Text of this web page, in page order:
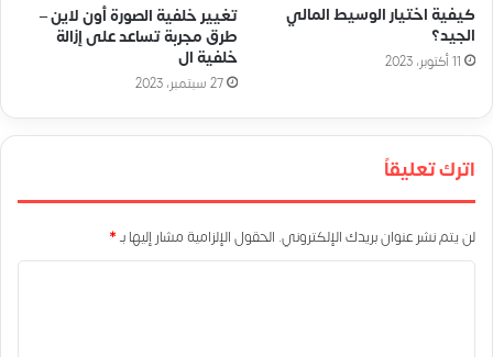
كيفية اختيار الوسيط المالي
الجيد؟
11 أكتوبر، 2023
تغيير خلفية الصورة أون لاين –
طرق مجربة تساعد على إزالة
خلفية ال
27 سبتمبر، 2023
اترك تعليقاً
لن يتم نشر عنوان بريدك الإلكتروني. الحقول الإلزامية مشار إليها بـ*